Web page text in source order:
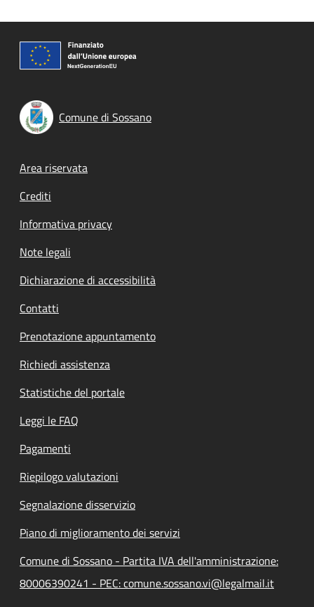
Comune di Sossano
Footer menu
Area riservata
Crediti
Informativa privacy
Note legali
Dichiarazione di accessibilità
Contatti
Prenotazione appuntamento
Richiedi assistenza
Statistiche del portale
Leggi le FAQ
Pagamenti
Riepilogo valutazioni
Segnalazione disservizio
Piano di miglioramento dei servizi
Comune di Sossano - Partita IVA dell'amministrazione:
80006390241 - PEC: comune.sossano.vi@legalmail.it